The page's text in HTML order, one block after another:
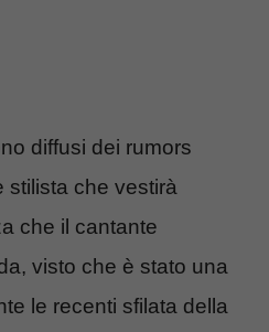
diffusi dei rumors
stilista che vestirà
che il cantante
visto che è stato una
le recenti sfilata della